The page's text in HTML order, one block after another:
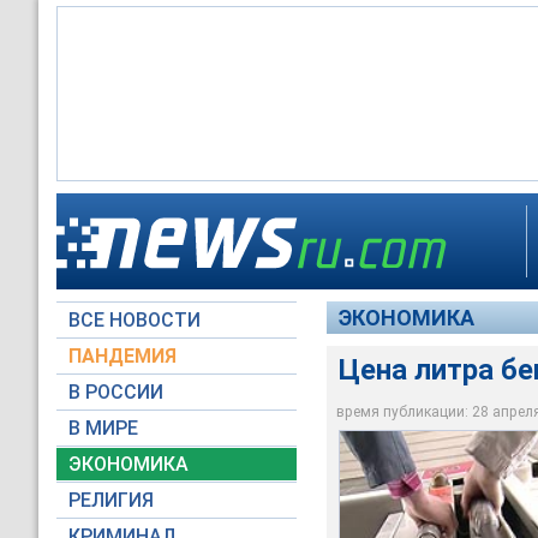
ВСЕ НОВОСТИ
ПАНДЕМИЯ
В РОССИИ
В МИРЕ
ЭКОНОМИКА
РЕЛИГИЯ
ЭКОНОМИКА
Цена литра
время публикации: 28
По данным
апреле рост
Вести
В среднем по
рублей за литр,
А-95 — на 3% до
Вести
По данным
5,6%, бензин А-80 —
1 литра 95-го
moscow-live.ru